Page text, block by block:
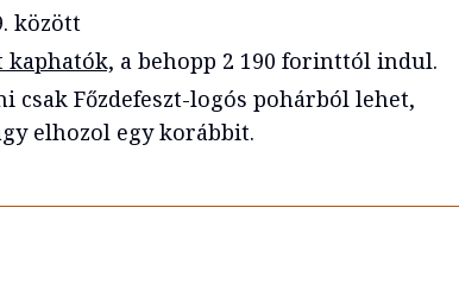
között
kaphatók, a behopp 2 190 forinttól indul.
csak Főzdefeszt-logós pohárból lehet,
elhozol egy korábbit.